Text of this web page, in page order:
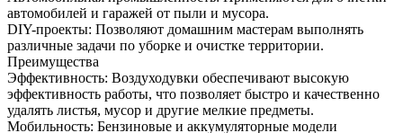
автомобилей и гаражей от пыли и мусора.
DIY-проекты: Позволяют домашним мастерам выполнять
различные задачи по уборке и очистке территории.
Преимущества
Эффективность: Воздуходувки обеспечивают высокую
эффективность работы, что позволяет быстро и качественно
удалять листья, мусор и другие мелкие предметы.
Мобильность: Бензиновые и аккумуляторные модели